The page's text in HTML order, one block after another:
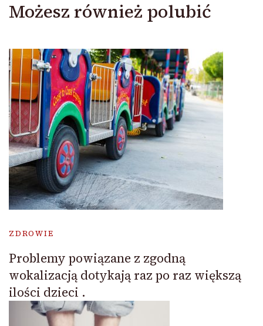
Możesz również polubić
ZDROWIE
Problemy powiązane z zgodną
wokalizacją dotykają raz po raz większą
ilości dzieci .